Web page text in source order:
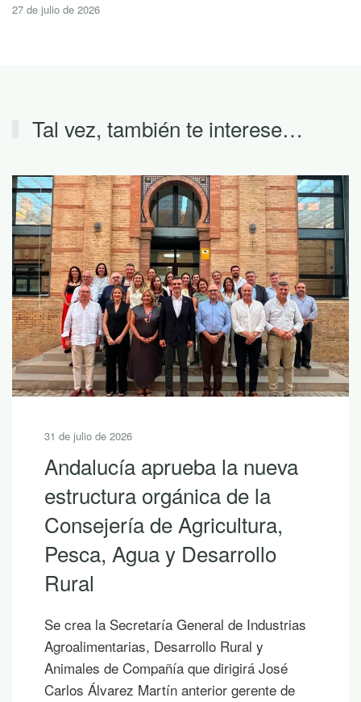
27 de julio de 2026
Tal vez, también te interese…
30 de julio de 2026
10 lecturas de verano para
descubrir la riqueza de
Andalucía con LEADER
Si hoy es uno de esos días prometedores en
los que ya empiezas a saborear y planificar
publicaciones para leer junto al mar, bajo la
sombra de un árbol o mientras contemplas
un atardecer en la montaña.